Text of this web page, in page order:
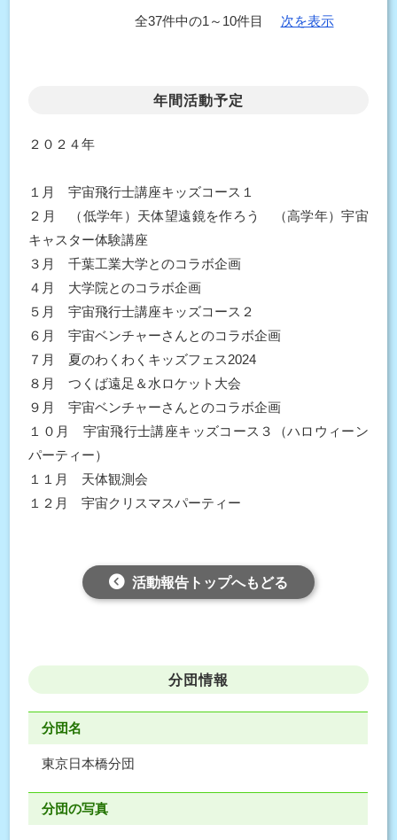
全37件中の1～10件目 次を表示
年間活動予定
２０２４年
１月 宇宙飛行士講座キッズコース１
２月 （低学年）天体望遠鏡を作ろう （高学年）宇宙
キャスター体験講座
３月 千葉工業大学とのコラボ企画
４月 大学院とのコラボ企画
５月 宇宙飛行士講座キッズコース２
６月 宇宙ベンチャーさんとのコラボ企画
７月 夏のわくわくキッズフェス2024
８月 つくば遠足＆水ロケット大会
９月 宇宙ベンチャーさんとのコラボ企画
１０月 宇宙飛行士講座キッズコース３（ハロウィーン
パーティー）
１１月 天体観測会
１２月 宇宙クリスマスパーティー
活動報告トップへもどる
分団情報
分団名
東京日本橋分団
分団の写真